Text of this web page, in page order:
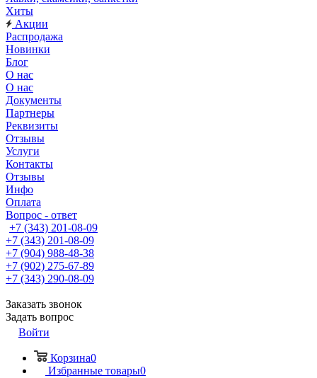
Хиты
Акции
Распродажа
Новинки
Блог
О нас
О нас
Документы
Партнеры
Реквизиты
Отзывы
Услуги
Контакты
Отзывы
Инфо
Оплата
Вопрос - ответ
+7 (343) 201-08-09
+7 (343) 201-08-09
+7 (904) 988-48-38
+7 (902) 275-67-89
+7 (343) 290-08-09
Заказать звонок
Задать вопрос
Войти
Корзина0
Избранные товары0